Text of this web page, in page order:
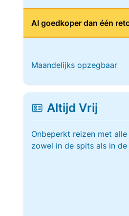
Al goedkoper dan één
Maandelijks opzegbaar
Altijd Vrij
Onbeperkt reizen met
zowel in de spits als in de